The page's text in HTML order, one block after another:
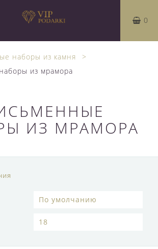
0
наборы из камня
из мрамора
ИЗ МРАМОРА